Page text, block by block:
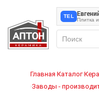
TEL
Плитка
Главная›Каталог›
›Заводы -